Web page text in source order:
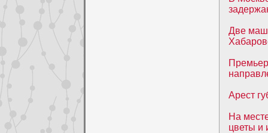
Две
Арест
На
цветы и